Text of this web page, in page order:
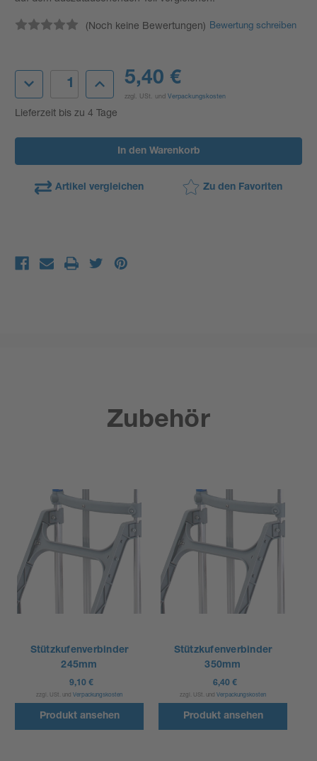
(Noch keine Bewertungen) Bewertung schreiben
Aktueller
Lagerbestand:
Menge
von
Stützkufenverbinder
300mm
verringern
von
Stützkufenverbinder
300mm
erhöhen
5,40 €
zzgl. USt. und Verpackungskosten
Lieferzeit bis zu 4 Tage
Artikel vergleichen Zu den Favoriten
Zubehör
Stützkufenverbinder
245mm
9,10 €
zzgl. USt. und Verpackungskosten
Produkt ansehen
Stützkufenverbinder
350mm
6,40 €
zzgl. USt. und Verpackungskosten
Produkt ansehen